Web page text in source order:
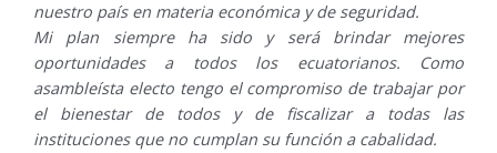
nuestro país en materia económica y de seguridad.
Mi plan siempre ha sido y será brindar mejores
oportunidades a todos los ecuatorianos. Como
asambleísta electo tengo el compromiso de trabajar por
el bienestar de todos y de fiscalizar a todas las
instituciones que no cumplan su función a cabalidad.